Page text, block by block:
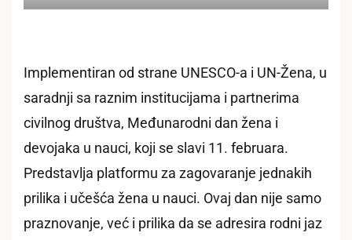
Implementiran od strane UNESCO-a i UN-Žena, u
saradnji sa raznim institucijama i partnerima
civilnog društva, Međunarodni dan žena i
devojaka u nauci, koji se slavi 11. februara.
Predstavlja platformu za zagovaranje jednakih
prilika i učešća žena u nauci. Ovaj dan nije samo
praznovanje, već i prilika da se adresira rodni jaz